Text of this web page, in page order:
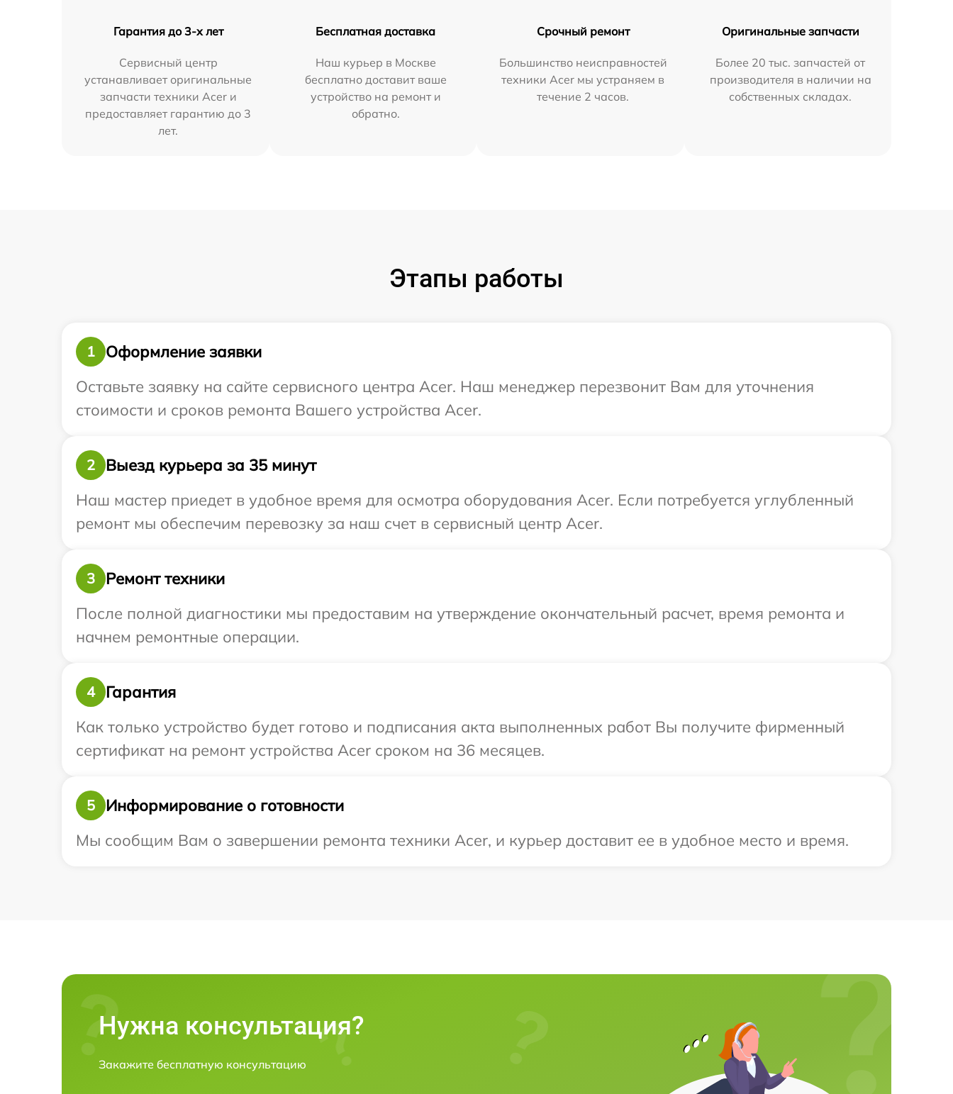
Гарантия до 3-х лет
Сервисный центр
устанавливает оригинальные
запчасти техники Acer и
предоставляет гарантию до 3
лет.
Бесплатная доставка
Наш курьер в Москве
бесплатно доставит ваше
устройство на ремонт и
обратно.
Срочный ремонт
Большинство неисправностей
техники Acer мы устраняем в
течение 2 часов.
Оригинальные запчасти
Более 20 тыс. запчастей от
производителя в наличии на
собственных складах.
Этапы работы
1
Оформление заявки
Оставьте заявку на сайте сервисного центра Acer. Наш менеджер перезвонит Вам для уточнения
стоимости и сроков ремонта Вашего устройства Acer.
2
Выезд курьера за 35 минут
Наш мастер приедет в удобное время для осмотра оборудования Acer. Если потребуется углубленный
ремонт мы обеспечим перевозку за наш счет в сервисный центр Acer.
3
Ремонт техники
После полной диагностики мы предоставим на утверждение окончательный расчет, время ремонта и
начнем ремонтные операции.
4
Гарантия
Как только устройство будет готово и подписания акта выполненных работ Вы получите фирменный
сертификат на ремонт устройства Acer сроком на 36 месяцев.
5
Информирование о готовности
Мы сообщим Вам о завершении ремонта техники Acer, и курьер доставит ее в удобное место и время.
Нужна консультация?
Закажите бесплатную консультацию